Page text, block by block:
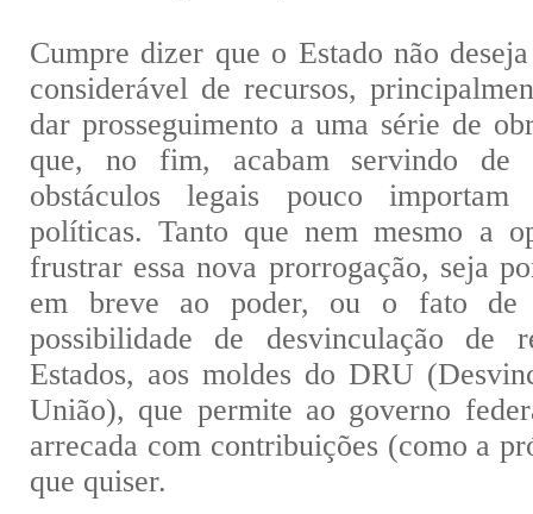
Cumpre dizer que o Estado não
considerável de recursos,
dar prosseguimento a uma série de
que, no fim, acabam servindo de
obstáculos legais pouco
políticas. Tanto que nem mesmo a
frustrar essa nova prorrogação, seja
em breve ao poder, ou o fato de
possibilidade de desvinculação de
Estados, aos moldes do DRU
União), que permite ao governo
arrecada com contribuições (como a
que quiser.